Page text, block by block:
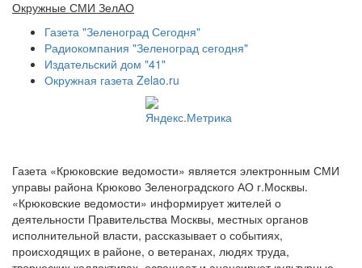
Окружные СМИ ЗелАО
Газета "Зеленоград Сегодня"
Радиокомпания "Зеленоград сегодня"
Издательский дом "41"
Окружная газета Zelao.ru
Газета «Крюковские ведомости» является электронным СМИ
управы района Крюково Зеленоградского АО г.Москвы.
«Крюковские ведомости» информирует жителей о
деятельности Правительства Москвы, местных органов
исполнительной власти, рассказывает о событиях,
происходящих в районе, о ветеранах, людях труда,